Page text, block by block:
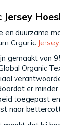
en duurzame
Organic
gemaakt van
Organic
er
toegepast
naar